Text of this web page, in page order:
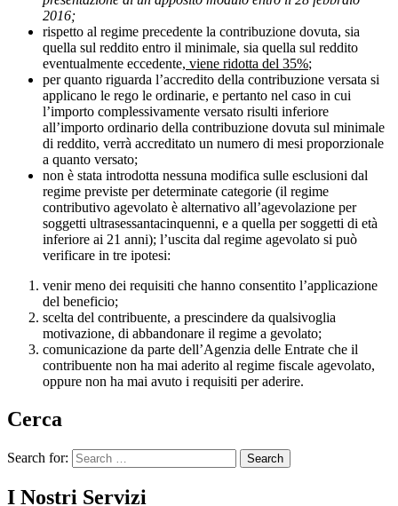
2016;
rispetto al regime precedente la contribuzione dovuta, sia
quella sul reddito entro il minimale, sia quella sul reddito
eventualmente eccedente, viene ridotta del 35%;
per quanto riguarda l’accredito della contribuzione versata si
applicano le rego le ordinarie, e pertanto nel caso in cui
l’importo complessivamente versato risulti inferiore
all’importo ordinario della contribuzione dovuta sul minimale
di reddito, verrà accreditato un numero di mesi proporzionale
a quanto versato;
non è stata introdotta nessuna modifica sulle esclusioni dal
regime previste per determinate categorie (il regime
contributivo agevolato è alternativo all’agevolazione per
soggetti ultrasessantacinquenni, e a quella per soggetti di età
inferiore ai 21 anni); l’uscita dal regime agevolato si può
verificare in tre ipotesi:
venir meno dei requisiti che hanno consentito l’applicazione
del beneficio;
scelta del contribuente, a prescindere da qualsivoglia
motivazione, di abbandonare il regime a gevolato;
comunicazione da parte dell’Agenzia delle Entrate che il
contribuente non ha mai aderito al regime fiscale agevolato,
oppure non ha mai avuto i requisiti per aderire.
Cerca
Search for:
I Nostri Servizi